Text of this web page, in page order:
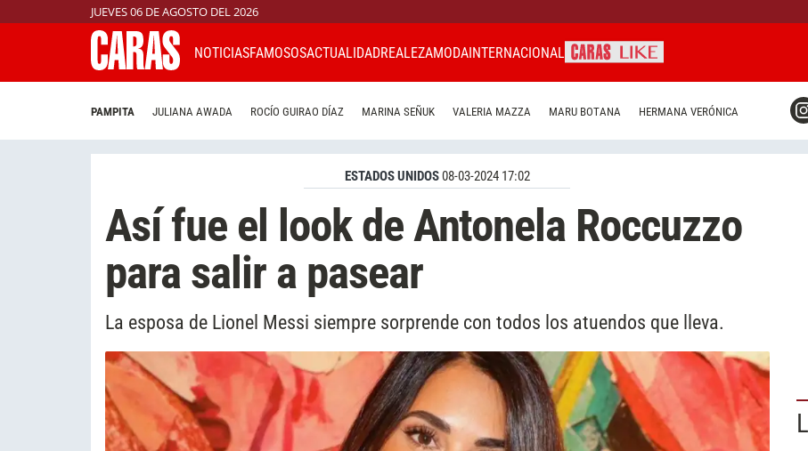
JUEVES 06 DE AGOSTO DEL 2026
NOTICIASFAMOSOSACTUALIDADREALEZAMODAINTERNACIONAL
PAMPITA JULIANA AWADA ROCÍO GUIRAO DÍAZ MARINA SEÑUK VALERIA MAZZA MARU BOTANA HERMANA VERÓNICA
ESTADOS UNIDOS08-03-2024 17:02
Así fue el look de Antonela Roccuzzo
para salir a pasear
La esposa de Lionel Messi siempre sorprende con todos los atuendos que lleva.